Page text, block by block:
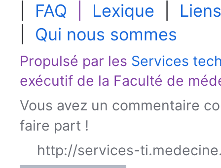
FAQ Lexique
Qui nous sommes
Propulsé par les Services
exécutif de la Faculté de
Vous avez un commentaire
faire part !
http://services-